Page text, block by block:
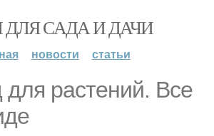
САДА И ДАЧИ
новости статьи
растений. Все